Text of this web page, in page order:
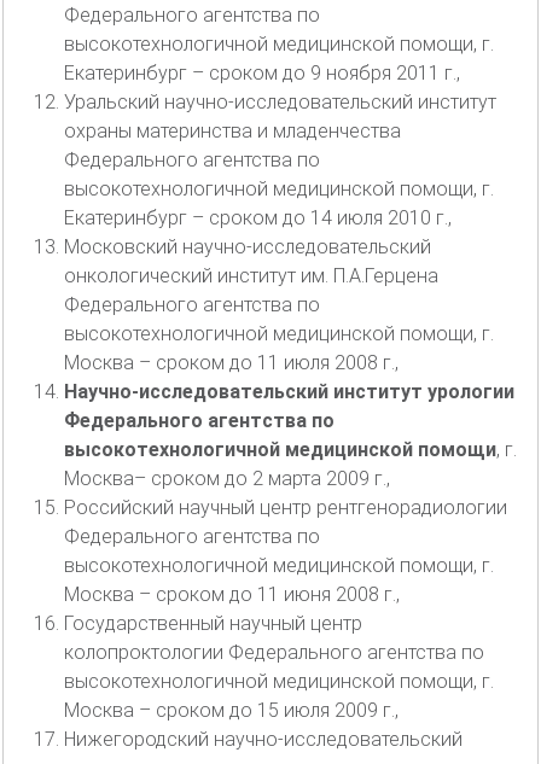
Федерального агентства по
высокотехнологичной медицинской помощи, г.
Екатеринбург – сроком до 9 ноября 2011 г.,
Уральский научно-исследовательский институт
охраны материнства и младенчества
Федерального агентства по
высокотехнологичной медицинской помощи, г.
Екатеринбург – сроком до 14 июля 2010 г.,
Московский научно-исследовательский
онкологический институт им. П.А.Герцена
Федерального агентства по
высокотехнологичной медицинской помощи, г.
Москва – сроком до 11 июля 2008 г.,
Научно-исследовательский институт урологии
Федерального агентства по
высокотехнологичной медицинской помощи, г.
Москва– сроком до 2 марта 2009 г.,
Российский научный центр рентгенорадиологии
Федерального агентства по
высокотехнологичной медицинской помощи, г.
Москва – сроком до 11 июня 2008 г.,
Государственный научный центр
колопроктологии Федерального агентства по
высокотехнологичной медицинской помощи, г.
Москва – сроком до 15 июля 2009 г.,
Нижегородский научно-исследовательский